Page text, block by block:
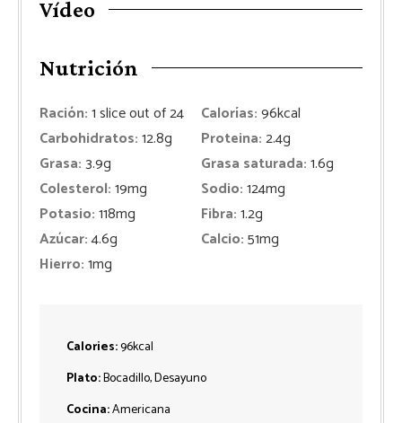
Vídeo
Nutrición
Ración:1slice out of 24 Calorías:96kcal
Carbohidratos:12.8g Proteina:2.4g
Grasa:3.9g Grasa saturada:1.6g
Colesterol:19mg Sodio:124mg
Potasio:118mg Fibra:1.2g
Azúcar:4.6g Calcio:51mg
Hierro:1mg
Calories:96kcal
Plato:Bocadillo, Desayuno
Cocina:Americana